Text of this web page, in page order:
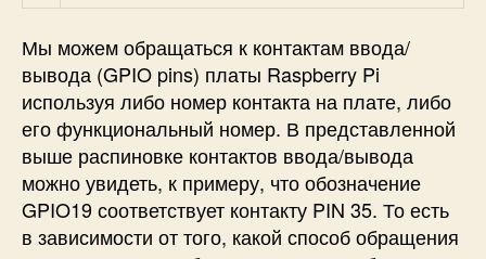
Мы можем обращаться к контактам ввода/
вывода (GPIO pins) платы Raspberry Pi
используя либо номер контакта на плате, либо
его функциональный номер. В представленной
выше распиновке контактов ввода/вывода
можно увидеть, к примеру, что обозначение
GPIO19 соответствует контакту PIN 35. То есть
в зависимости от того, какой способ обращения